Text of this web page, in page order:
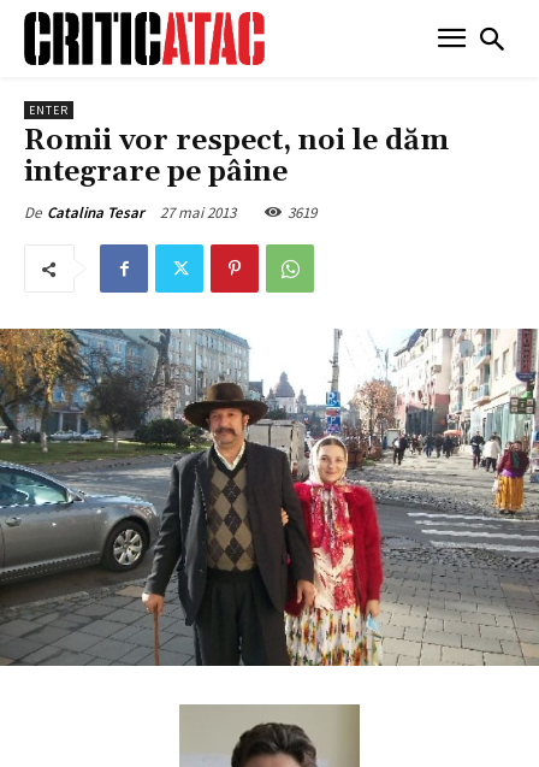
ENTER
Romii vor respect, noi le dăm
integrare pe pâine
De Catalina Tesar 27 mai 2013 3619